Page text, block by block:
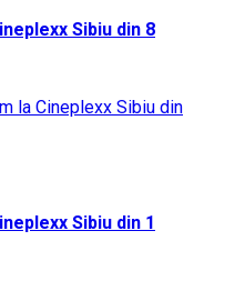
Sibiu din 8
Sibiu din 1